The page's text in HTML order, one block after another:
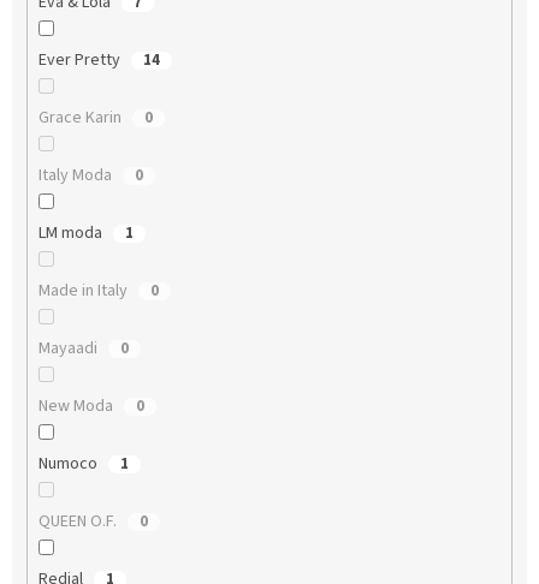
Ever Pretty 14
Grace Karin 0
Italy Moda 0
LM moda 1
Made in Italy 0
Mayaadi 0
New Moda 0
Numoco 1
QUEEN O.F. 0
Redial 1